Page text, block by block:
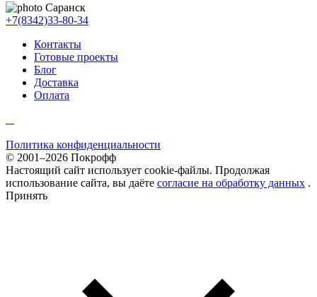
Саранск
+7(8342)33-80-34
Контакты
Готовые проекты
Блог
Доставка
Оплата
Политика конфиденциальности
© 2001–2026 Покрофф
Настоящий сайт использует cookie-файлы. Продолжая
использование сайта, вы даёте согласие на обработку данных .
Принять